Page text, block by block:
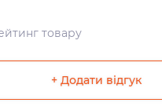
товару
+ Додати відгук